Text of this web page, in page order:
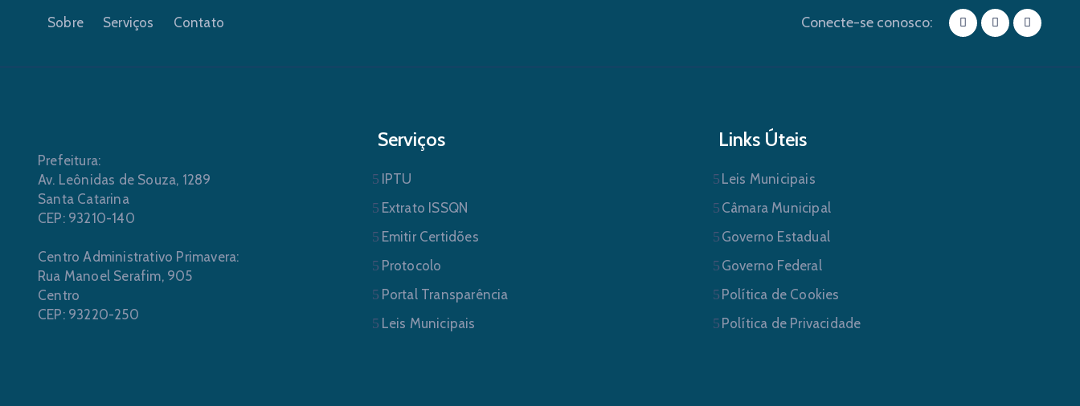
Sobre Serviços Contato Conecte-se conosco:
Prefeitura:
Av. Leônidas de Souza, 1289
Santa Catarina
CEP: 93210-140
Centro Administrativo Primavera:
Rua Manoel Serafim, 905
Centro
CEP: 93220-250
Serviços
IPTU
Extrato ISSQN
Emitir Certidões
Protocolo
Portal Transparência
Leis Municipais
Links Úteis
Leis Municipais
Câmara Municipal
Governo Estadual
Governo Federal
Política de Cookies
Política de Privacidade